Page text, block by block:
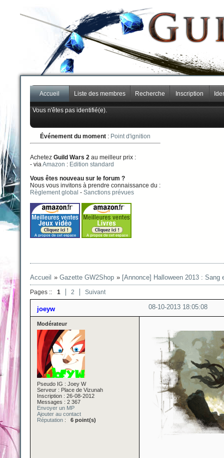
Accueil Liste des membres Recherche Inscription
Vous n'êtes pas identifié(e).
Événement du moment : Point d'ignition
Achetez Guild Wars 2 au meilleur prix :
- viaAmazon : Edition standard
Vous êtes nouveau sur le forum ?
Nous vous invitons à prendre connaissance du :
Règlement global - Sanctions prévues
Accueil »Gazette GW2Shop » [Annonce] Halloween 2013 : Sang
Pages :: 1 2 Suivant
08-10-2013 18:05:08
joeyw
Modérateur
Pseudo IG : Joey W
Serveur : Place de Vizunah
Inscription : 26-08-2012
Messages : 2 367
Envoyer un MP
Ajouter au contact
Réputation : 6 point(s)